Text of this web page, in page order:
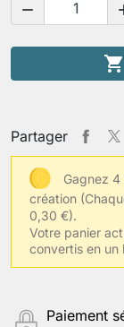


Partager
Gagnez
création
0,30 €).
Votre panier
convertis en un
Paiement